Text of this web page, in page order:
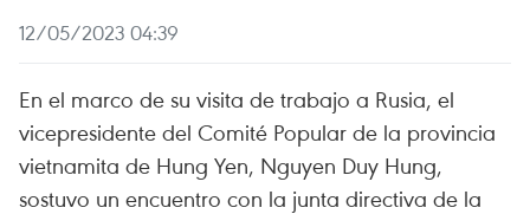
12/05/2023 04:39
En el marco de su visita de trabajo a Rusia, el
vicepresidente del Comité Popular de la provincia
vietnamita de Hung Yen, Nguyen Duy Hung,
sostuvo un encuentro con la junta directiva de la